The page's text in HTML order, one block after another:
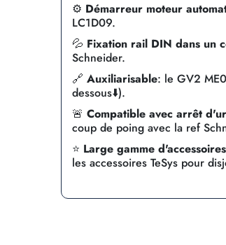
⚙️ Démarreur moteur
LC1D09.
💦 Fixation rail DIN dans un
Schneider.
🔗Auxiliarisable: le GV2
dessous⬇️).
🚨Compatible avec arrêt
coup de poing avec la ref
⭐ Large gamme
les accessoires TeSys pour